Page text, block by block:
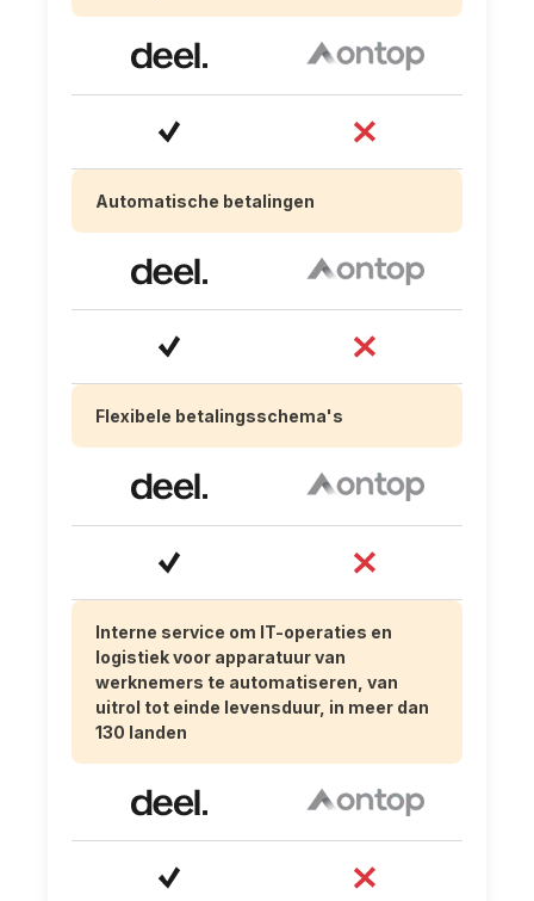
Automatische betalingen
Flexibele betalingsschema's
Interne service om IT-operaties en
logistiek voor apparatuur van
werknemers te automatiseren, van
uitrol tot einde levensduur, in meer dan
130 landen